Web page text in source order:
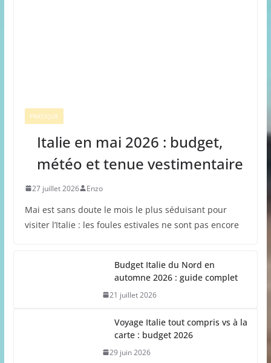
PRATIQUE
Italie en mai 2026 : budget,
météo et tenue vestimentaire
27 juillet 2026 Enzo
Mai est sans doute le mois le plus séduisant pour
visiter l’Italie : les foules estivales ne sont pas encore
Budget Italie du Nord en
automne 2026 : guide complet
21 juillet 2026
Voyage Italie tout compris vs à la
carte : budget 2026
29 juin 2026